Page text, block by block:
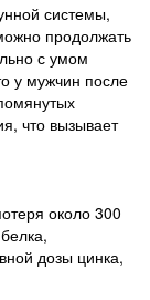
системы,
продолжать
с умом
у мужчин после
что вызывает
около 300
дозы цинка,